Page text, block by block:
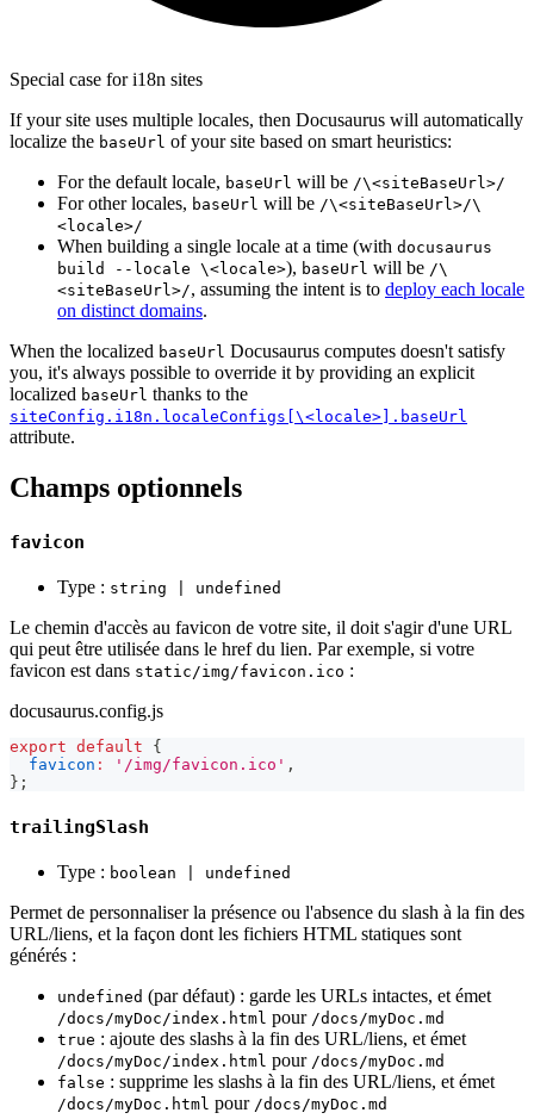
Special case for i18n sites
If your site uses multiple locales, then Docusaurus will automatically
localize the baseUrl of your site based on smart heuristics:
For the default locale, baseUrl will be /\<siteBaseUrl>/
For other locales, baseUrl will be /\<siteBaseUrl>/\
<locale>/
When building a single locale at a time (with docusaurus
build --locale \<locale>), baseUrl will be /\
<siteBaseUrl>/, assuming the intent is to deploy each locale
on distinct domains.
When the localized baseUrl Docusaurus computes doesn't satisfy
you, it's always possible to override it by providing an explicit
localized baseUrl thanks to the
siteConfig.i18n.localeConfigs[\<locale>].baseUrl
attribute.
Champs optionnels
favicon
Type : string | undefined
Le chemin d'accès au favicon de votre site, il doit s'agir d'une URL
qui peut être utilisée dans le href du lien. Par exemple, si votre
favicon est dans static/img/favicon.ico :
docusaurus.config.js
export default
{
favicon : '/img/favicon.ico' ,
} ;
trailingSlash
Type : boolean | undefined
Permet de personnaliser la présence ou l'absence du slash à la fin des
URL/liens, et la façon dont les fichiers HTML statiques sont
générés :
undefined (par défaut) : garde les URLs intactes, et émet
/docs/myDoc/index.html pour /docs/myDoc.md
true : ajoute des slashs à la fin des URL/liens, et émet
/docs/myDoc/index.html pour /docs/myDoc.md
false : supprime les slashs à la fin des URL/liens, et émet
/docs/myDoc.html pour /docs/myDoc.md